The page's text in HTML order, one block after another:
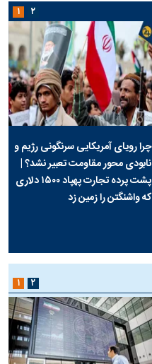
چرا رویای آمریکایی سرنگونی رژیم و
نابودی محور مقاومت تعبیر نشد؟ |
پشت پرده تجارت پهپاد‌ ۱۵۰۰ دلاری
که واشنگتن را زمین زد
۱ ۲
۱ ۲